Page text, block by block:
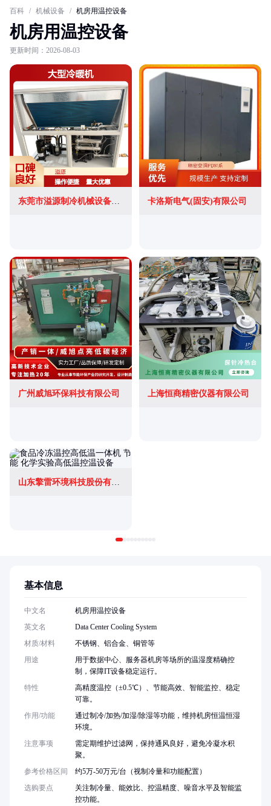
百科 / 机械设备 / 机房用温控设备
机房用温控设备
更新时间：2026-08-03
东莞市溢源制冷机械设备有限公司 卡洛斯电气(固安)有限公司
广州威旭环保科技有限公司 上海恒商精密仪器有限公司
山东擎雷环境科技股份有限公司
基本信息
中文名
机房用温控设备
英文名
Data Center Cooling System
材质/材料
不锈钢、铝合金、铜管等
用途
用于数据中心、服务器机房等场所的温湿度精确控
制，保障IT设备稳定运行。
特性
高精度温控（±0.5℃）、节能高效、智能监控、稳定
可靠。
作用/功能
通过制冷/加热/加湿/除湿等功能，维持机房恒温恒湿
环境。
注意事项
需定期维护过滤网，保持通风良好，避免冷凝水积
聚。
参考价格区间
约5万-50万元/台（视制冷量和功能配置）
选购要点
关注制冷量、能效比、控温精度、噪音水平及智能监
控功能。